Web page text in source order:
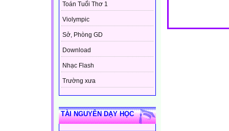
Toán Tuổi Thơ 1
Violympic
Sở, Phòng GD
Download
Nhạc Flash
Trường xưa
TÀI NGUYÊN DẠY HỌC